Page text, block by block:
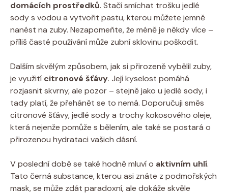
domácích prostředků. Stačí smíchat trošku jedlé
sody s vodou a vytvořit pastu, kterou můžete jemně
nanést na zuby. Nezapomeňte, že méně je někdy více –
příliš časté používání může zubní sklovinu poškodit.
Dalším skvělým způsobem, jak si přirozeně vybělil zuby,
je využití citronové šťávy. Její kyselost pomáhá
rozjasnit skvrny, ale pozor – stejně jako u jedlé sody, i
tady platí, že přehánět se to nemá. Doporučuji směs
citronové šťávy, jedlé sody a trochy kokosového oleje,
která nejenže pomůže s bělením, ale také se postará o
přirozenou hydrataci vašich dásní.
V poslední době se také hodně mluví o aktivním uhlí.
Tato černá substance, kterou asi znáte z podmořských
mask, se může zdát paradoxní, ale dokáže skvěle